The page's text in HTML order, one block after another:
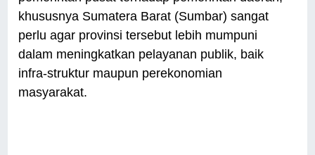
khususnya Sumatera Barat (Sumbar) sangat
perlu agar provinsi tersebut lebih mumpuni
dalam meningkatkan pelayanan publik, baik
infra-struktur maupun perekonomian
masyarakat.